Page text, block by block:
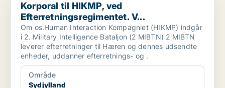
Korporal til HIKMP, ved
Efterretningsregimentet. V...
Om os.Human Interaction Kompagniet (HIKMP) indgår
i 2. Military Intelligence Bataljon (2 MIBTN) 2 MIBTN
leverer efterretninger til Hæren og dennes udsendte
enheder, uddanner efterretnings- og .
Område
Sydjylland